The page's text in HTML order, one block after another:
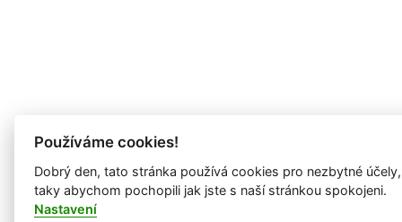
Používáme cookies!
Dobrý den, tato stránka používá cookies pro nezbytné
taky abychom pochopili jak jste s naší stránkou spokojeni.
Nastavení